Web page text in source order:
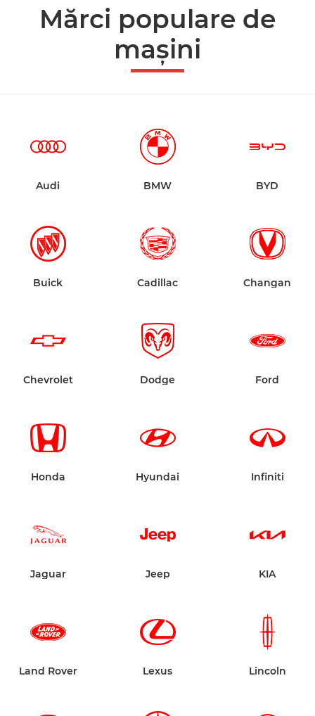
Mărci populare de
mașini
Audi BMW BYD
Buick Cadillac Changan
Chevrolet Dodge Ford
Honda Hyundai Infiniti
Jaguar Jeep KIA
Land Rover Lexus Lincoln